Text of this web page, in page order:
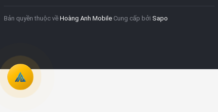
Bản quyền thuộc về Hoàng Anh Mobile Cung cấp bởi Sapo